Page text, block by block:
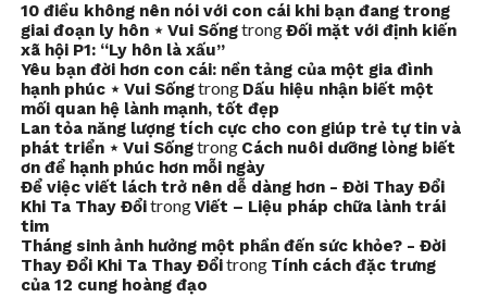
10 điều không nên nói với con cái khi bạn đang trong
giai đoạn ly hôn ⋆ Vui SốngtrongĐối mặt với định kiến
xã hội P1: “Ly hôn là xấu”
Yêu bạn đời hơn con cái: nền tảng của một gia đình
hạnh phúc ⋆ Vui Sốngtrong Dấu hiệu nhận biết một
mối quan hệ lành mạnh, tốt đẹp
Lan tỏa năng lượng tích cực cho con giúp trẻ tự tin và
phát triển ⋆ Vui Sốngtrong Cách nuôi dưỡng lòng biết
ơn để hạnh phúc hơn mỗi ngày
Để việc viết lách trở nên dễ dàng hơn - Đời Thay Đổi
Khi Ta Thay ĐổitrongViết – Liệu pháp chữa lành trái
tim
Tháng sinh ảnh hưởng một phần đến sức khỏe? - Đời
Thay Đổi Khi Ta Thay Đổitrong Tính cách đặc trưng
của 12 cung hoàng đạo